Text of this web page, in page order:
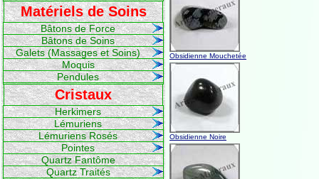
Matériels de Soins
Bâtons de Force
Bâtons de Soins
Galets (Massages et Soins)
Moquis
Pendules
Cristaux
Herkimers
Lémuriens
Lémuriens Rosés
Pointes
Quartz Fantôme
Quartz Traités
Obsidienne Mouchetée
Obsidienne Noire